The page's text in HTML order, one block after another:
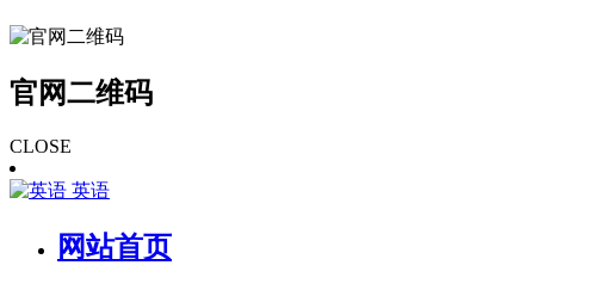
官网二维码
CLOSE
英语
网站首页